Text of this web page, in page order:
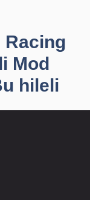
Racing
Mod
hileli